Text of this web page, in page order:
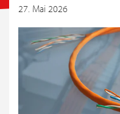
27. Mai 2026